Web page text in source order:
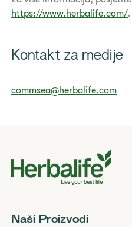
https://www.herbalife.com/.
Kontakt za medije
commsea@herbalife.com
Naši Proizvodi